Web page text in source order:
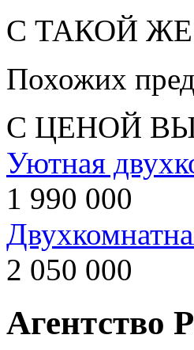
С ТАКОЙ
Похожих
С ЦЕНОЙ
Уютная
1 990 000
2 050 000
Агентство